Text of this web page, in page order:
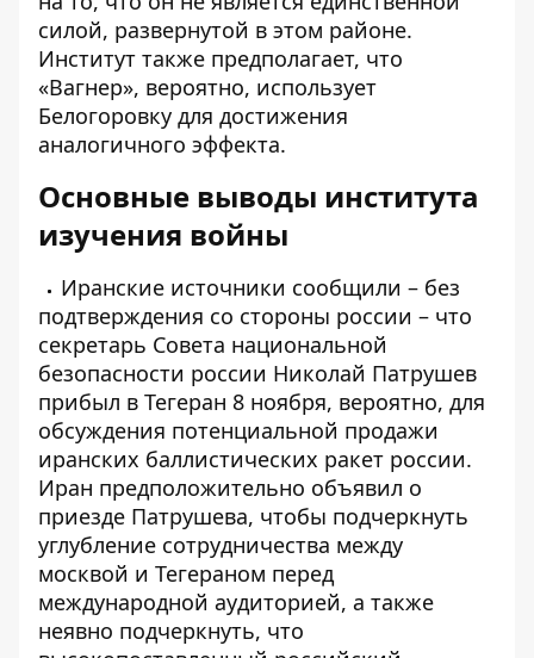
силой, развернутой в этом районе.
Институт также предполагает, что
«Вагнер», вероятно, использует
Белогоровку для достижения
аналогичного эффекта.
Основные выводы института
изучения войны
Иранские источники сообщили – без
подтверждения со стороны россии – что
секретарь Совета национальной
безопасности россии Николай Патрушев
прибыл в Тегеран 8 ноября, вероятно, для
обсуждения потенциальной продажи
иранских баллистических ракет россии.
Иран предположительно объявил о
приезде Патрушева, чтобы подчеркнуть
углубление сотрудничества между
москвой и Тегераном перед
международной аудиторией, а также
неявно подчеркнуть, что